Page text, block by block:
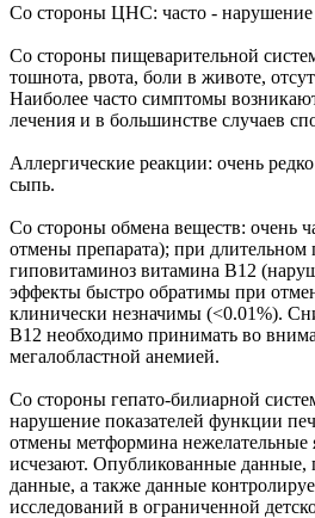
Со стороны ЦНС: часто - нарушение
Со стороны пищеварительной
тошнота, рвота, боли в животе,
Наиболее часто симптомы
лечения и в большинстве случаев
Аллергические реакции: очень
сыпь.
Со стороны обмена веществ: очень
отмены препарата); при
гиповитаминоз витамина B12
эффекты быстро обратимы при
клинически незначимы (<0.01%).
В12 необходимо принимать во
мегалобластной анемией.
Со стороны гепато-билиарной
нарушение показателей функции
отмены метформина нежелательные
исчезают. Опубликованные данные,
данные, а также данные
исследований в ограниченной